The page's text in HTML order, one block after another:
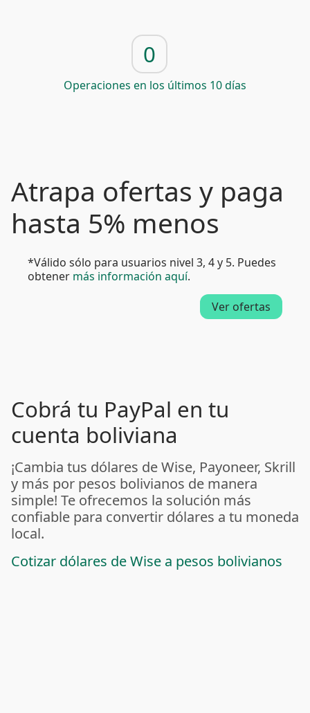
0
Operaciones en los últimos 10 días
Atrapa ofertas y paga
hasta 5% menos
*Válido sólo para usuarios nivel 3, 4 y 5. Puedes
obtener más información aquí.
Ver ofertas
Cobrá tu PayPal en tu
cuenta boliviana
¡Cambia tus dólares de Wise, Payoneer, Skrill
y más por pesos bolivianos de manera
simple! Te ofrecemos la solución más
confiable para convertir dólares a tu moneda
local.
Cotizar dólares de Wise a pesos bolivianos